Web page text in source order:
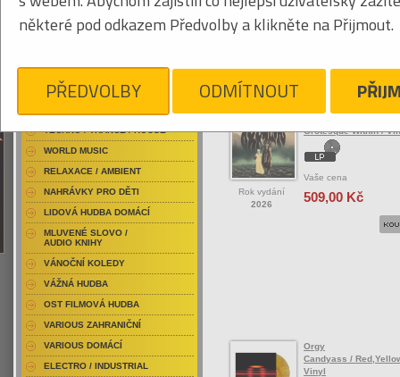
ROCK/POP
Rok vydání
2026
Grotesque Within /
Vaše cena
509,00 Kč
Orgy
Candyass /
Vinyl
RAP / HIP HOP DOMÁCÍ
RAP / HIP HOP ZAHRANIČNÍ
DVD / HUDBA
PUNK / HARDCORE
TECHNO / TRANCE / HOUSE
WORLD MUSIC
RELAXACE / AMBIENT
NAHRÁVKY PRO DĚTI
LIDOVÁ HUDBA DOMÁCÍ
MLUVENÉ SLOVO /
AUDIO KNIHY
VÁNOČNÍ KOLEDY
VÁŽNÁ HUDBA
OST FILMOVÁ HUDBA
VARIOUS ZAHRANIČNÍ
VARIOUS DOMÁCÍ
ELECTRO / INDUSTRIAL
některé pod odkazem Předvolby a klikněte na Přijmout.
PŘEDVOLBY ODMÍTNOUT